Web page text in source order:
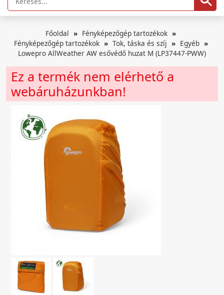
Főoldal
Fényképezőgép tartozékok
Fényképezőgép tartozékok
Tok, táska és szíj
Egyéb
Lowepro AllWeather AW esővédő huzat M (LP37447-PWW)
Ez a termék nem elérhető a
webáruházunkban!